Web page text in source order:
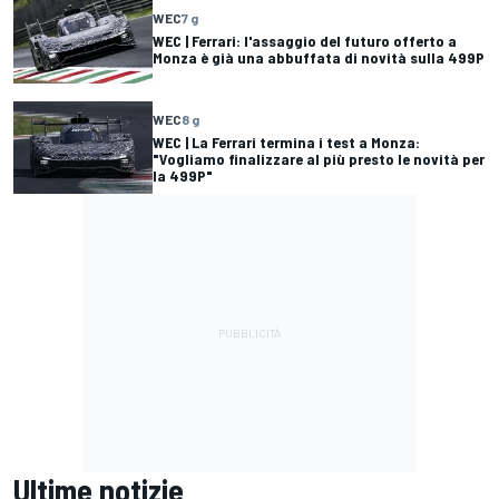
WEC7 g
WEC | Ferrari: l'assaggio del futuro offerto a
Monza è già una abbuffata di novità sulla 499P
WEC8 g
WEC | La Ferrari termina i test a Monza:
"Vogliamo finalizzare al più presto le novità per
la 499P"
Ultime notizie